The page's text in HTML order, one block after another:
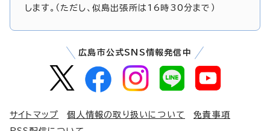
します。（ただし、似島出張所は16時30分まで）
広島市公式SNS情報発信中
サイトマップ 個人情報の取り扱いについて
免責事項